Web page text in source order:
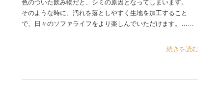
色のついた飲み物だと、シミの原因となってしまいます。
そのような時に、汚れを落としやすく生地を加工すること
で、日々のソファライフをより楽しんでいただけます。……
...続きを読む